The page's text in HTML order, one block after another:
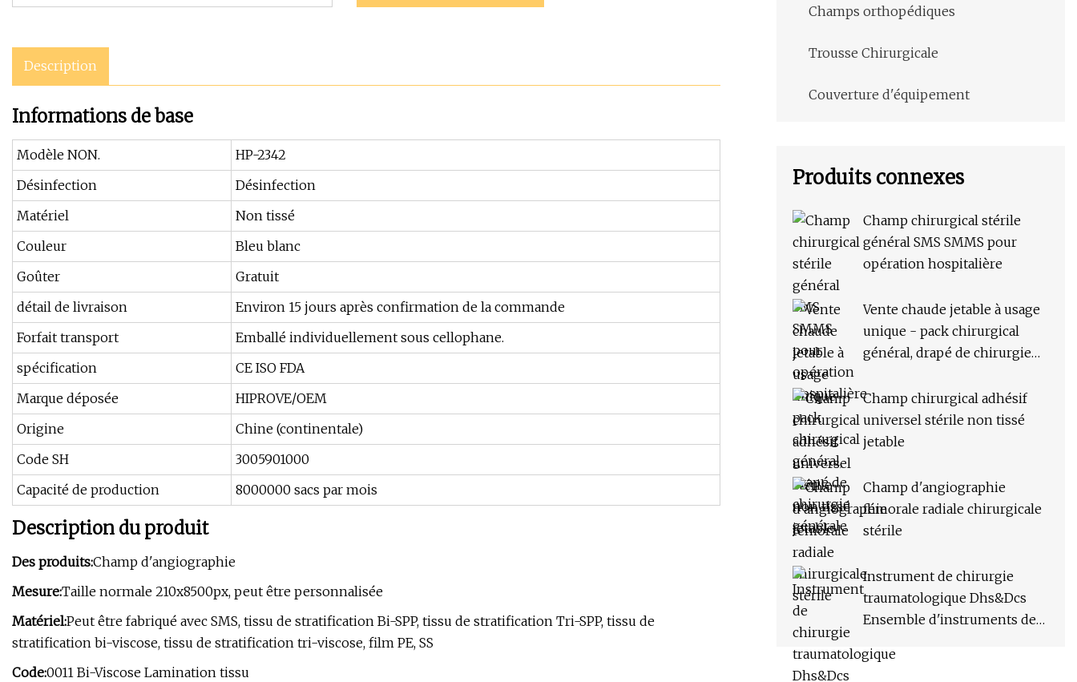
Description
Informations de base
Modèle NON.
HP-2342
Désinfection
Désinfection
Matériel
Non tissé
Couleur
Bleu blanc
Goûter
Gratuit
détail de livraison
Environ 15 jours après confirmation de la commande
Forfait transport
Emballé individuellement sous cellophane.
spécification
CE ISO FDA
Marque déposée
HIPROVE/OEM
Origine
Chine (continentale)
Code SH
3005901000
Capacité de production
8000000 sacs par mois
Description du produit
Des produits:Champ d'angiographie
Mesure:Taille normale 210x8500px, peut être personnalisée
Matériel:Peut être fabriqué avec SMS, tissu de stratification Bi-SPP, tissu de stratification Tri-SPP, tissu de
stratification bi-viscose, tissu de stratification tri-viscose, film PE, SS
Code:0011 Bi-Viscose Lamination tissu
Champs orthopédiques
Trousse Chirurgicale
Couverture d'équipement
Produits connexes
Champ chirurgical stérile
général SMS SMMS pour
opération hospitalière
Vente chaude jetable à usage
unique - pack chirurgical
général, drapé de chirurgie
Champ chirurgical adhésif
universel stérile non tissé
jetable
Champ d'angiographie
fémorale radiale chirurgicale
stérile
Instrument de chirurgie
traumatologique Dhs&Dcs
Ensemble d'instruments de
Instrument chirurgical